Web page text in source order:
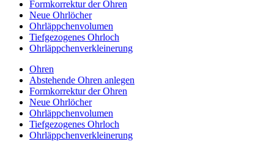
Formkorrektur der Ohren
Neue Ohrlöcher
Ohrläppchenvolumen
Tiefgezogenes Ohrloch
Ohrläppchenverkleinerung
Ohren
Abstehende Ohren anlegen
Formkorrektur der Ohren
Neue Ohrlöcher
Ohrläppchenvolumen
Tiefgezogenes Ohrloch
Ohrläppchenverkleinerung